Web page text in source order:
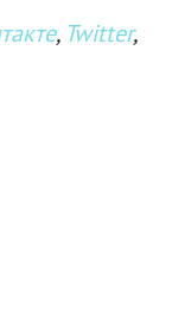
, Twitter,